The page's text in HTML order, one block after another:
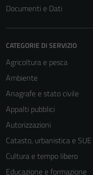
Documenti e Dati
CATEGORIE DI SERVIZIO
Agricoltura e pesca
Ambiente
Anagrafe e stato civile
Appalti pubblici
Autorizzazioni
Catasto, urbanistica e SUE
Cultura e tempo libero
Educazione e formazione